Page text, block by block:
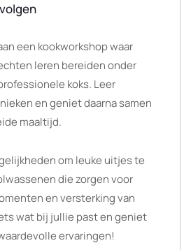
een kookworkshop waar
leren bereiden onder
koks. Leer
en geniet daarna samen
maaltijd.
om leuke uitjes te
die zorgen voor
en versterking van
wat bij jullie past en geniet
ervaringen!